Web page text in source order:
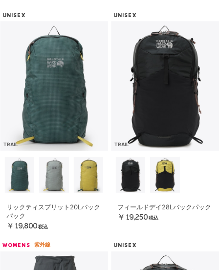
UNISEX
TRAIL
リックティスプリット20Lバック
パック
￥19,800 税込
UNISEX
TRAIL
フィールドデイ28Lバックパック
￥19,250 税込
WOMENS 紫外線 UNISEX